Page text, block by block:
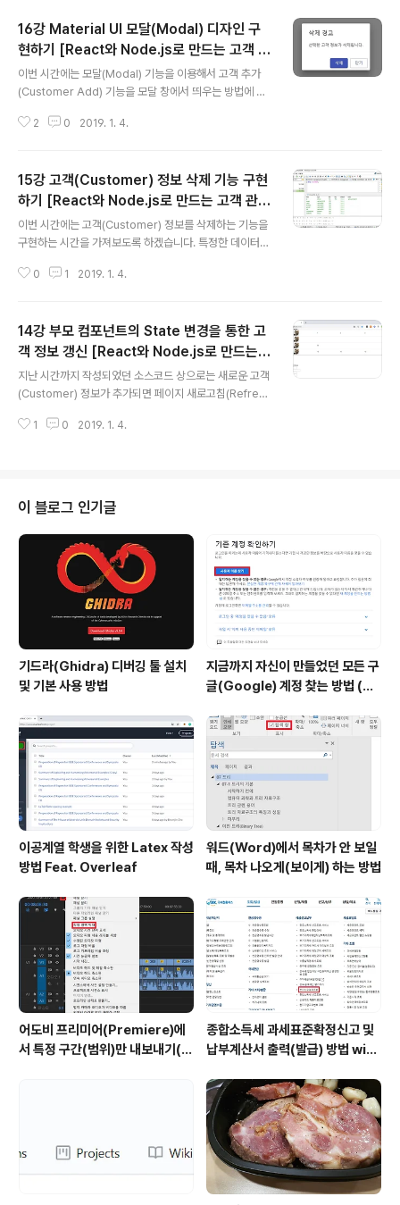
을 진행해보도록 하겠습니다. 우리가 적용할 AppBar는 R
eact.js의 Material UI 공식 사이트에서 제공하고 있는
기본 예제입니다. 말 그대로 기본 예제라는 점에서 한글 웹
폰트(Web Font) 등은 적용되어 있지 않습니다. 따라서 우
리가 직접 웹 폰트 등을 적용해야 합니다. ▶ Material UI
AppBar..
16강 Material UI 모달(Modal) 디자인 구
현하기 [React와 Node.js로 만드는 고객 관
리 시스템 개발 강좌]
이번 시간에는 모달(Modal) 기능을 이용해서 고객 추가
(Customer Add) 기능을 모달 창에서 띄우는 방법에 대
og를 import하여 디자인 요소를 활용해야 합니다. 우리
erAdd.js import React from 'react'import { post }
from 'axios';import Dialog from '@material-ui/co
re/Dialog';import DialogActions from '@material
-ui/core/DialogActions';import DialogContent f..
2 0 2019. 1. 4.
15강 고객(Customer) 정보 삭제 기능 구현
하기 [React와 Node.js로 만드는 고객 관리
시스템 개발 강좌]
이번 시간에는 고객(Customer) 정보를 삭제하는 기능을
구현하는 시간을 가져보도록 하겠습니다. 특정한 데이터의
예제를 살펴보자면 ① 삭제를 수행했을 때 실제 테이블에
방식이 있습니다. 우리는 두 번째 방식으로 구현하겠습니
다. 따라서 Customer 테이블의 정보부터 수정하도록 하
겠습니다. USE management;ALTER TABLE CUST
OMER ADD createdDate DATETIME;ALTER TAB
LE CUSTOMER ADD isDeleted INT; 또한 기본적으
로 현재 들어있던 데이터에는 새로운 속성(Property..
0 1 2019. 1. 4.
14강 부모 컴포넌트의 State 변경을 통한 고
객 정보 갱신 [React와 Node.js로 만드는
고객 관리 시스템 개발 강좌]
지난 시간까지 작성되었던 소스코드 상으로는 새로운 고객
(Customer) 정보가 추가되면 페이지 새로고침(Refres
있습니다. 하지만 기본적으로 리액트(React)는 SPA(Sin
tate)를 변경하는 식으로 필요한 부분만 새로고침 되도록
설정하면 됩니다. 이 때는 기본적으로 부모 컴포넌트에서
자식 컴포넌트로 함수를 props로 건내주는 방식으로 구
현합니다. ※ 전체 고객 목록 다시 불러오기 ※ 고객 목록 추
가 이후에 새로고침 하는 과정을 구현하는 가장 대표적인
1 0 2019. 1. 4.
이 블로그 인기글
기드라(Ghidra) 디버깅 툴 설치
및 기본 사용 방법
지금까지 자신이 만들었던 모든 구
글(Google) 계정 찾는 방법 (핸
이공계열 학생을 위한 Latex 작성
방법 Feat. Overleaf
워드(Word)에서 목차가 안 보일
때, 목차 나오게(보이게) 하는 방법
어도비 프리미어(Premiere)에
서 특정 구간(범위)만 내보내기(출
종합소득세 과세표준확정신고 및
납부계산서 출력(발급) 방법 with